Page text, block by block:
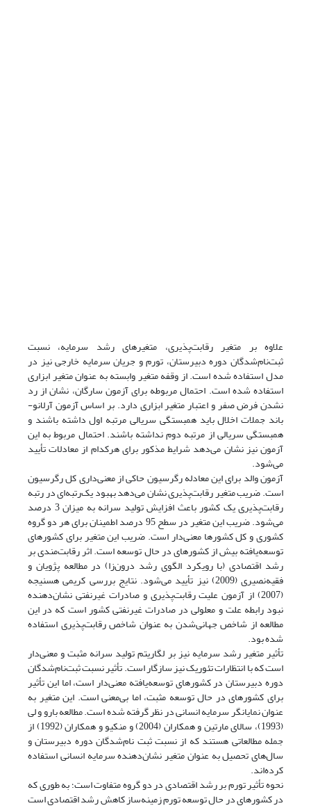
علاوه بر متغیر رقابت‌پذیری، متغیرهای رشد سرمایه، نسبت
ثبت‌نام‌شدگان دوره دبیرستان، تورم و جریان سرمایه خارجی نیز در
مدل استفاده شده است. از وقفه متغیر وابسته به عنوان متغیر ابزاری
استفاده شده است. احتمال مربوطه برای آزمون سارگان، نشان از رد
‌نشدن فرض صفر و اعتبار متغیر ابزاری دارد. بر اساس آزمون آرلانو-
باند جملات اخلال باید همبستگی سریالی مرتبه اول داشته باشند و
همبستگی سریالی از مرتبه دوم نداشته باشند. احتمال مربوط به این
آزمون نیز نشان می‌دهد شرایط مذکور برای هرکدام از معادلات تأیید
می‌شود.
آزمون والد برای این معادله رگرسیون حاکی از معنی‌داری کل رگرسیون
است. ضریب متغیر رقابت‌پذیری نشان می‌دهد بهبود یک‌رتبه‌ای در رتبه
رقابت‌پذیری یک کشور باعث افزایش تولید سرانه به میزان 3 درصد
می‌شود. ضریب این متغیر در سطح 95 درصد اطمینان برای هر دو گروه
کشوری و کل کشورها معنی‌دار است. ضریب این متغیر برای کشورهای
توسعه‌یافته بیش از کشورهای در حال توسعه است. اثر رقابت‌مندی بر
رشد اقتصادی (با رویکرد الگوی رشد درون‌زا) در مطالعه پژویان و
فقیه‌نصیری (2009) نیز تأیید می‌شود. نتایج بررسی کریمی هسنیجه
(2007) از آزمون علیت رقابت‌پذیری و صادرات غیرنفتی نشان‌دهنده
نبود رابطه علت و معلولی در صادرات غیرنفتی کشور است که در این
مطالعه از شاخص جهانی‌شدن به عنوان شاخص رقابت‌پذیری استفاده
شده بود.
تأثیر متغیر رشد سرمایه نیز بر لگاریتم تولید سرانه مثبت و معنی‌دار
است که با انتظارات تئوریک نیز سازگار است. تأثیر نسبت ثبت‌نام‌شدگان
دوره دبیرستان در کشورهای توسعه‌یافته معنی‌دار است، اما این تأثیر
برای کشورهای در حال توسعه مثبت، اما بی‌معنی‌ است. این متغیر به
عنوان نمایانگر سرمایه انسانی در نظر گرفته شده است. مطالعه بارو و لی
(1993)، سالای مارتین و همکاران (2004) و منکیو و همکاران (1992) از
جمله مطالعاتی هستند که از نسبت ثبت نام‌شدگان دوره دبیرستان و
سال‌های تحصیل به عنوان متغیر نشان‌دهنده سرمایه انسانی استفاده
کرده‌اند.
نحوه تأثیر تورم بر رشد اقتصادی در دو گروه متفاوت است؛ به طوری که
در کشورهای در حال توسعه تورم زمینه‌ساز کاهش رشد اقتصادی است